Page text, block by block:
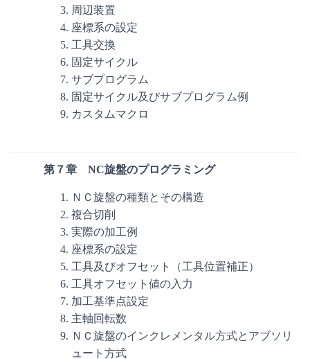
周辺装置
座標系の設定
工具交換
固定サイクル
サブプログラム
固定サイクル及びサブプログラム例
カスタムマクロ
第７章 NC旋盤のプログラミング
ＮＣ旋盤の種類とその構造
複合切削
実際の加工例
座標系の設定
工具及びオフセット（工具位置補正）
工具オフセット値の入力
加工基準点設定
主軸回転数
ＮＣ旋盤のインクレメンタル方式とアブソリ
ュート方式